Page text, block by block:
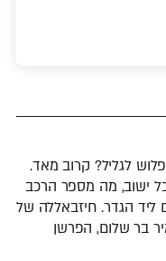
כל ישוב, מה מספר הרכב
הגדר. חיזבאללה של
בר שלום, הפרשן